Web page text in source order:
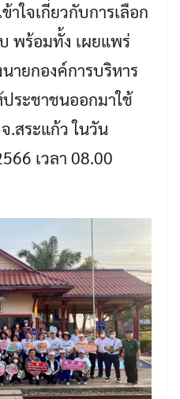
าใจเกี่ยวกับการเลือก
พร้อมทั้ง เผยแพร่
ายกองค์การบริหาร
ระชาชนออกมาใช้
.สระแก้ว ในวัน
เวลา 08.00